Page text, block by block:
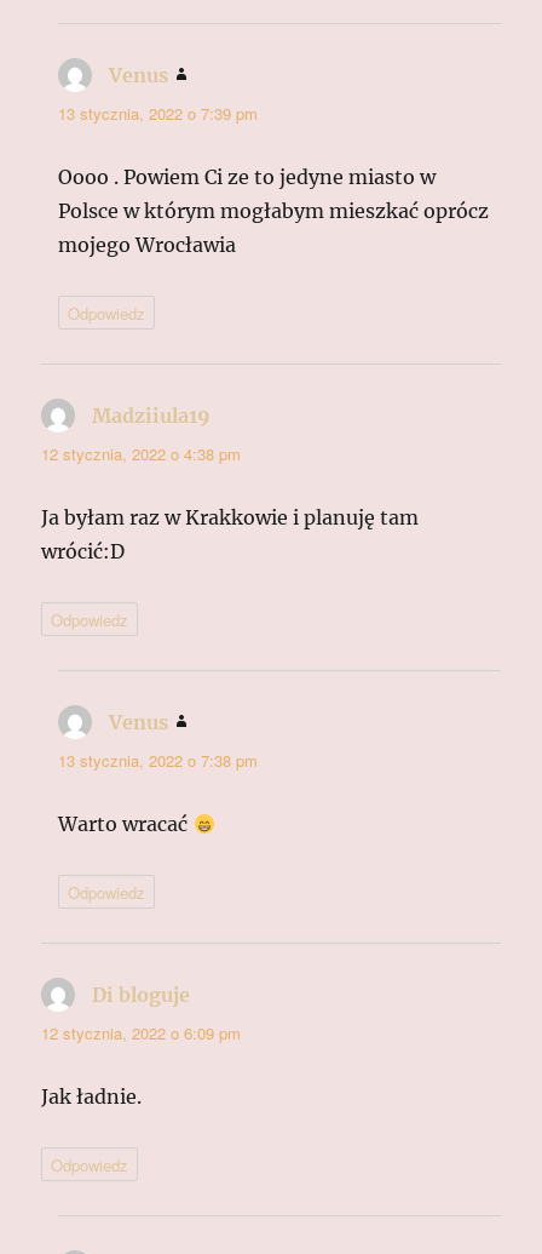
Venus
13 stycznia, 2022 o 7:39 pm
Oooo . Powiem Ci ze to jedyne miasto w
Polsce w którym mogłabym mieszkać oprócz
mojego Wrocławia
Odpowiedz
Madziiula19
12 stycznia, 2022 o 4:38 pm
Ja byłam raz w Krakkowie i planuję tam
wrócić:D
Odpowiedz
Venus
13 stycznia, 2022 o 7:38 pm
Warto wracać
Odpowiedz
Di bloguje
12 stycznia, 2022 o 6:09 pm
Jak ładnie.
Odpowiedz